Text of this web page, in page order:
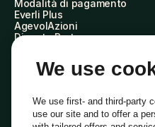
Modalità di pagamento
Everli Plus
AgevolAzioni
Diventa Partner
Everli Shoppers
About Us
Everli News
Domande frequenti
Lavora con noi
We use
We use first- and third-party
use our site and to offer a